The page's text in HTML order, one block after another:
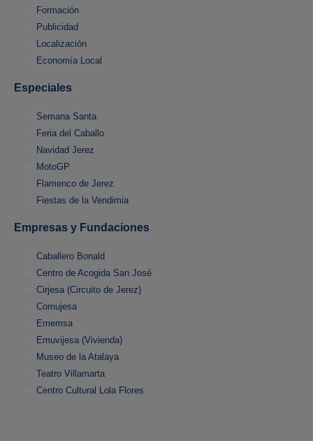
Formación
Publicidad
Localización
Economía Local
Especiales
Semana Santa
Feria del Caballo
Navidad Jerez
MotoGP
Flamenco de Jerez
Fiestas de la Vendimia
Empresas y Fundaciones
Caballero Bonald
Centro de Acogida San José
Cirjesa (Circuito de Jerez)
Comujesa
Ememsa
Emuvijesa (Vivienda)
Museo de la Atalaya
Teatro Villamarta
Centro Cultural Lola Flores